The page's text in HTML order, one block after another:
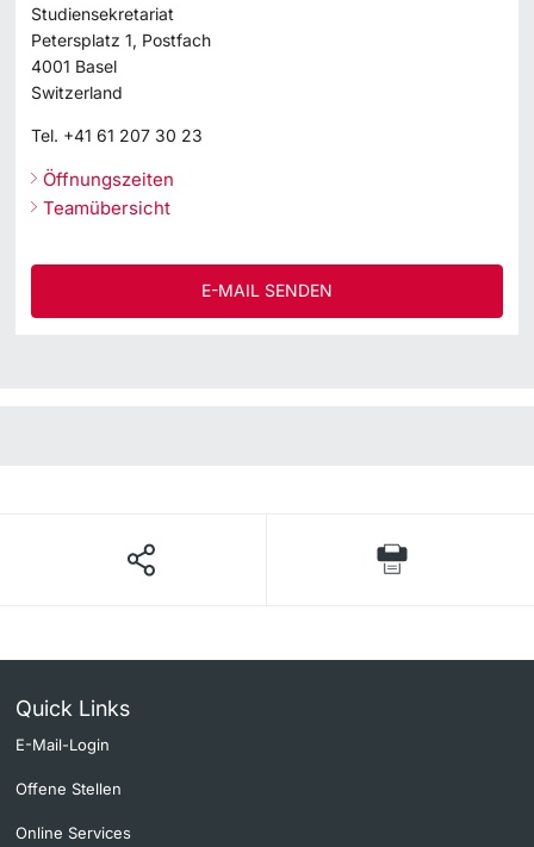
Studiensekretariat
Petersplatz 1, Postfach
4001 Basel
Switzerland
Tel. +41 61 207 30 23
Öffnungszeiten
Teamübersicht
E-MAIL SENDEN
Quick Links
E-Mail-Login
Offene Stellen
Online Services